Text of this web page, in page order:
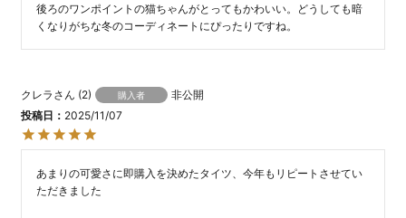
後ろのワンポイントの猫ちゃんがとってもかわいい。どうしても暗
くなりがちな冬のコーディネートにぴったりですね。
クレラ 2 購入者
非公開
投稿日
2025/11/07
あまりの可愛さに即購入を決めたタイツ、今年もリピートさせてい
ただきました